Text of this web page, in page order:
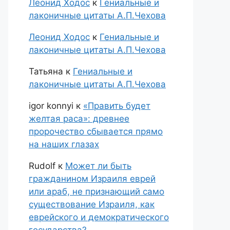
Леонид Ходос к
Гениальные и
лаконичные цитаты А.П.Чехова
Леонид Ходос к Гениальные и
лаконичные цитаты А.П.Чехова
Татьяна к Гениальные и
лаконичные цитаты А.П.Чехова
igor konnyi к «Править будет
желтая раса»: древнее
пророчество сбывается прямо
на наших глазах
Rudolf к Может ли быть
гражданином Израиля еврей
или араб, не признающий само
существование Израиля, как
еврейского и демократического